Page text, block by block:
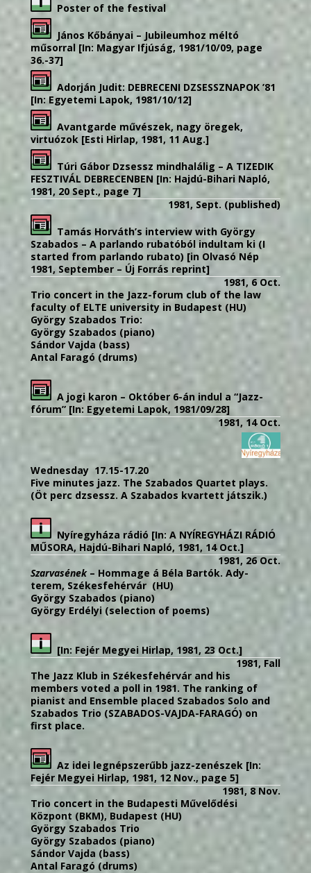
Poster of the festival
János Kőbányai – Jubileumhoz méltó
műsorral [In: Magyar Ifjúság, 1981/10/09, page
36.-37]
Adorján Judit: DEBRECENI DZSESSZNAPOK ’81
[In: Egyetemi Lapok, 1981/10/12]
Avantgarde művészek, nagy öregek,
virtuózok [Esti Hirlap, 1981, 11 Aug.]
Túri Gábor Dzsessz mindhalálig – A TIZEDIK
FESZTIVÁL DEBRECENBEN [In: Hajdú-Bihari Napló,
1981, 20 Sept., page 7]
1981, Sept. (published)
Tamás Horváth’s interview with György
Szabados – A parlando rubatóból indultam ki (I
started from parlando rubato) [in Olvasó Nép
1981, September – Új Forrás reprint]
1981, 6 Oct.
Trio concert in the Jazz-forum club of the law
faculty of ELTE university in Budapest (HU)
György Szabados Trio:
György Szabados (piano)
Sándor Vajda (bass)
Antal Faragó (drums)
A jogi karon – Október 6-án indul a “Jazz-
fórum” [In: Egyetemi Lapok, 1981/09/28]
1981, 14 Oct.
Wednesday 17.15-17.20
Five minutes jazz. The Szabados Quartet plays.
(Öt perc dzsessz. A Szabados kvartett játszik.)
Nyíregyháza rádió [In: A NYÍREGYHÁZI RÁDIÓ
MŰSORA, Hajdú-Bihari Napló, 1981, 14 Oct.]
1981, 26 Oct.
Szarvasének– Hommage á Béla Bartók. Ady-
terem, Székesfehérvár (HU)
György Szabados (piano)
György Erdélyi (selection of poems)
[In: Fejér Megyei Hirlap, 1981, 23 Oct.]
1981, Fall
The Jazz Klub in Székesfehérvár and his
members voted a poll in 1981. The ranking of
pianist and Ensemble placed Szabados Solo and
Szabados Trio (SZABADOS-VAJDA-FARAGÓ) on
first place.
Az idei legnépszerűbb jazz-zenészek [In:
Fejér Megyei Hirlap, 1981, 12 Nov., page 5]
1981, 8 Nov.
Trio concert in the Budapesti Művelődési
Központ (BKM), Budapest (HU)
György Szabados Trio
György Szabados (piano)
Sándor Vajda (bass)
Antal Faragó (drums)